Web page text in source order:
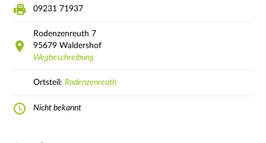
09231 71937
Rodenzenreuth 7
95679 Waldershof
Wegbeschreibung
Ortsteil: Rodenzenreuth
Nicht bekannt